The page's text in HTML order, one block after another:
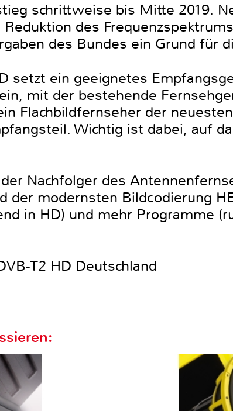
schrittweise bis Mitte 2019.
des
des Bundes ein Grund für
setzt ein geeignetes
mit der bestehende
Flachbildfernseher der
Wichtig ist dabei, auf
Nachfolger des
der modernsten Bildcodierung
in HD) und mehr Programme
T2 HD Deutschland